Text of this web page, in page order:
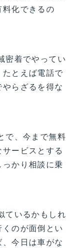
化できるの
密着でやってい
とえば電話で
らざるを得な
で、今まで無料
ービスとする
かり相談に乗
ているかもしれ
のが面倒とい
今日は車がな